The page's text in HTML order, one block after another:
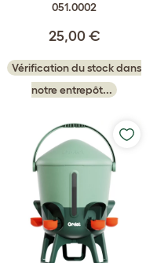
051.0002
25,00 €
Vérification du stock dans
notre entrepôt...